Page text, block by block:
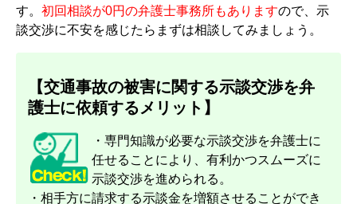
す。 初回相談が0円の弁護士事務所もありますので、示
談交渉に不安を感じたらまずは相談してみましょう。
【交通事故の被害に関する示談交渉を弁
護士に依頼するメリット】
・専門知識が必要な示談交渉を弁護士に
任せることにより、有利かつスムーズに
示談交渉を進められる。
・相手方に請求する示談金を増額させることができ